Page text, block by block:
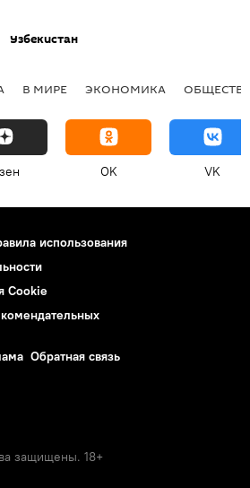
Узбекистан
В МИРЕ ЭКОНОМИКА
OK VK
использования
Cookie
Обратная связь
защищены. 18+